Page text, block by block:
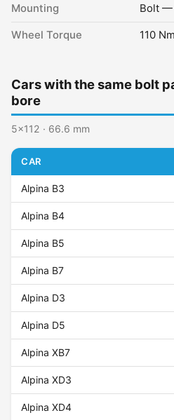
Mounting Bolt —
Wheel Torque 110 Nm
Cars with the same bolt
bore
5x112 · 66.6 mm
CAR
Alpina B3
Alpina B4
Alpina B5
Alpina B7
Alpina D3
Alpina D5
Alpina XB7
Alpina XD3
Alpina XD4